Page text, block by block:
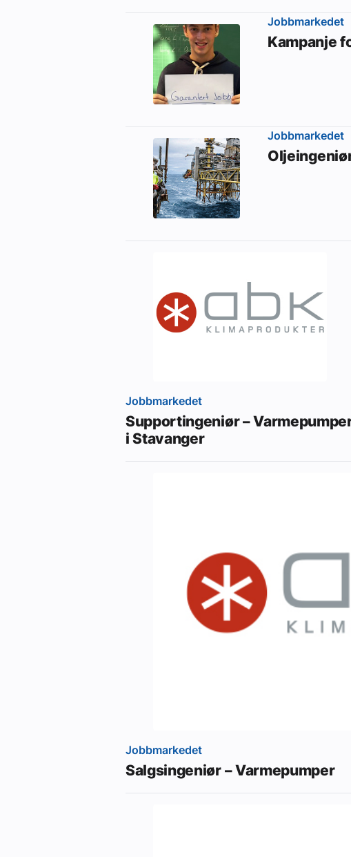
Jobbmarkedet
Kampanje
Jobbmarkedet
Jobbmarkedet
Supportingeniør –
i Stavanger
Jobbmarkedet
Salgsingeniør – Varmepumper